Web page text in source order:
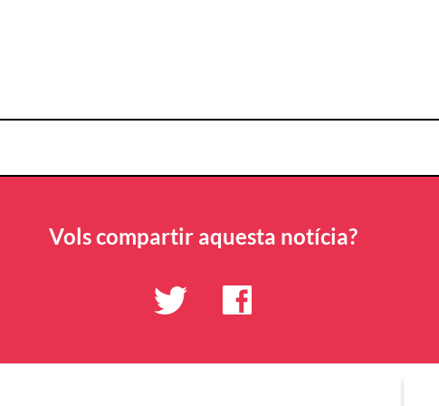
Vols compartir aquesta notícia?